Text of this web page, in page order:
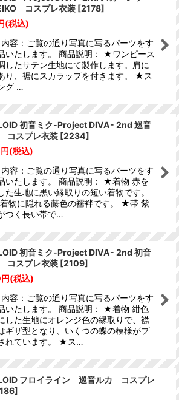
コスプレ衣装 [2178]
(税込)
容：ご覧の通り写真に写るパーツをす
いたします。 商品説明： ★ワンピース
したサテン生地にて製作します。肩に
り、裾にスカラップを付きます。 ★ス
グ …
初音ミク-Project DIVA- 2nd 巡音
コスプレ衣装 [2234]
円(税込)
容：ご覧の通り写真に写るパーツをす
いたします。 商品説明： ★着物 赤を
た生地に黒い縁取りの短い着物です。
物に隠れる藤色の襦袢です。 ★帯 紫
つく長い帯で…
初音ミク-Project DIVA- 2nd 初音
コスプレ衣装 [2109]
円(税込)
容：ご覧の通り写真に写るパーツをす
いたします。 商品説明： ★着物 紺色
した生地にオレンジ色の縁取りで、襟
ギザ型となり、いくつの蝶の模様がプ
れています。 ★ス…
フロイライン 巡音ルカ コスプレ
]